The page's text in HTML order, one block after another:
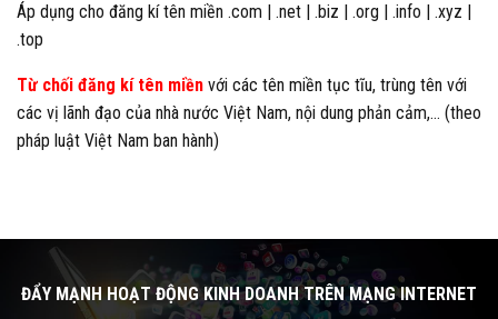
Áp dụng cho đăng kí tên miền .com | .net | .biz | .org | .info | .xyz |
.top
Từ chối đăng kí tên miền với các tên miền tục tĩu, trùng tên với
các vị lãnh đạo của nhà nước Việt Nam, nội dung phản cảm,… (theo
pháp luật Việt Nam ban hành)
ĐẨY MẠNH HOẠT ĐỘNG KINH DOANH TRÊN MẠNG INTERNET